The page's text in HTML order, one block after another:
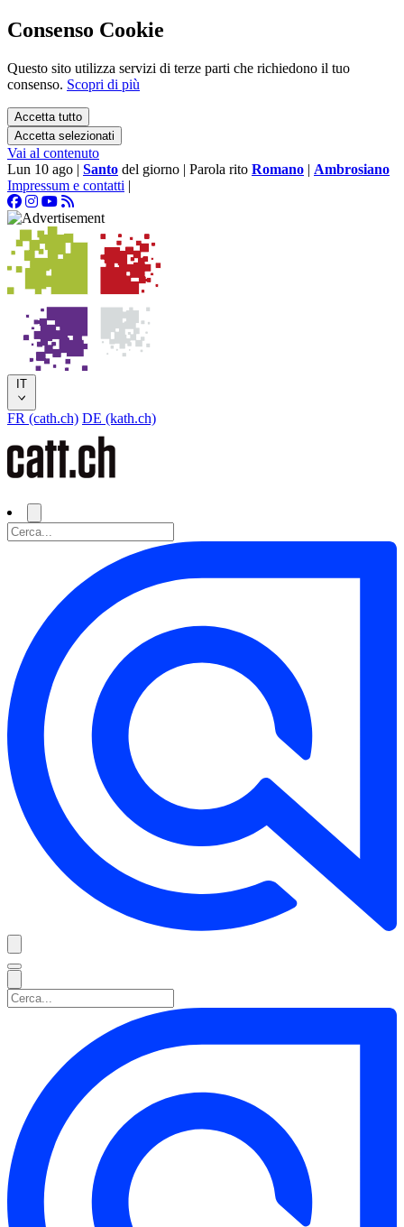
Consenso Cookie
Questo sito utilizza servizi di terze parti che richiedono il tuo
consenso. Scopri di più
Accetta tutto
Accetta selezionati
Vai al contenuto
Lun 10 ago | Santo del giorno | Parola rito Romano | Ambrosiano
Impressum e contatti |
IT
FR (cath.ch) DE (kath.ch)